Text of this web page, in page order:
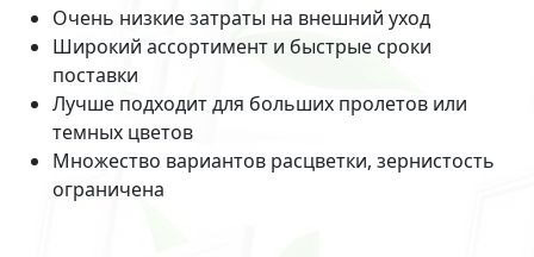
Очень низкие затраты на внешний уход
Широкий ассортимент и быстрые сроки
поставки
Лучше подходит для больших пролетов или
темных цветов
Множество вариантов расцветки, зернистость
ограничена